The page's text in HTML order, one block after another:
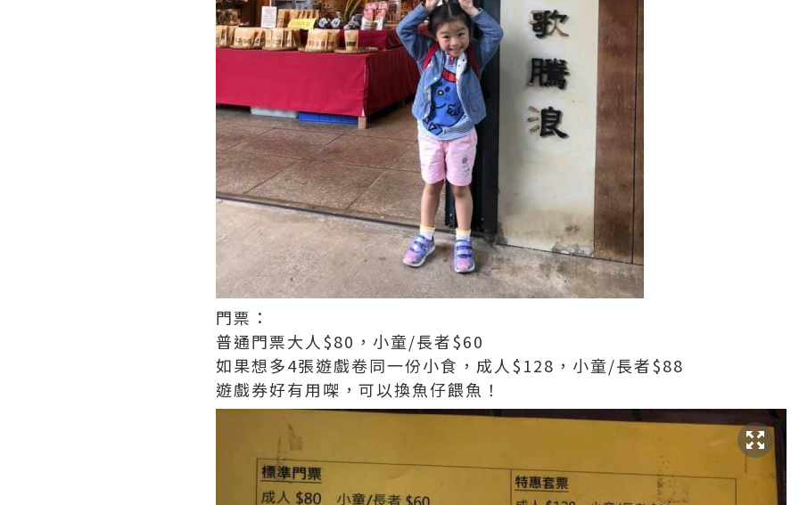
門票：
普通門票大人$80，小童/長者$60
如果想多4張遊戲卷同一份小食，成人$128，小童/長者$88
遊戲券好有用㗎，可以換魚仔餵魚！